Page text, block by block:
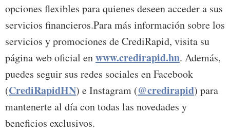
opciones flexibles para quienes deseen acceder a sus
servicios financieros.Para más información sobre los
servicios y promociones de CrediRapid, visita su
página web oficial enwww.credirapid.hn. Además,
puedes seguir sus redes sociales en Facebook
(CrediRapidHN) e Instagram (@credirapid) para
mantenerte al día con todas las novedades y
beneficios exclusivos.